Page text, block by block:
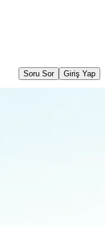
Soru Sor Giriş Yap